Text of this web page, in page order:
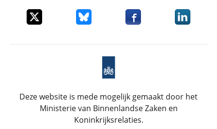
Deel dit item op XDeel dit item op Bluesky
Deel dit item opDeel dit
Deze website is mede mogelijk gemaakt door het
Ministerie van Binnenlandse Zaken en
Koninkrijksrelaties.